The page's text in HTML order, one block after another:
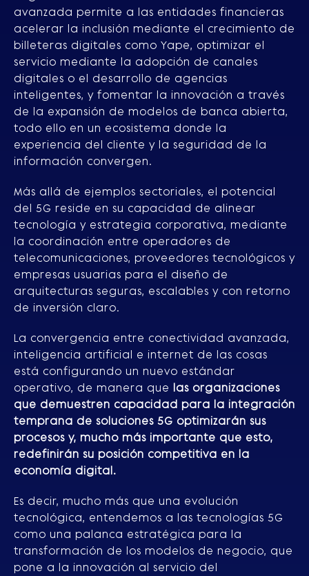
avanzada permite a las entidades financieras
acelerar la inclusión mediante el crecimiento de
billeteras digitales como Yape, optimizar el
servicio mediante la adopción de canales
digitales o el desarrollo de agencias
inteligentes, y fomentar la innovación a través
de la expansión de modelos de banca abierta,
todo ello en un ecosistema donde la
experiencia del cliente y la seguridad de la
información convergen.
Más allá de ejemplos sectoriales, el potencial
del 5G reside en su capacidad de alinear
tecnología y estrategia corporativa, mediante
la coordinación entre operadores de
telecomunicaciones, proveedores tecnológicos y
empresas usuarias para el diseño de
arquitecturas seguras, escalables y con retorno
de inversión claro.
La convergencia entre conectividad avanzada,
inteligencia artificial e internet de las cosas
está configurando un nuevo estándar
operativo, de manera que las organizaciones
que demuestren capacidad para la integración
temprana de soluciones 5G optimizarán sus
procesos y, mucho más importante que esto,
redefinirán su posición competitiva en la
economía digital.
Es decir, mucho más que una evolución
tecnológica, entendemos a las tecnologías 5G
como una palanca estratégica para la
transformación de los modelos de negocio, que
pone a la innovación al servicio del